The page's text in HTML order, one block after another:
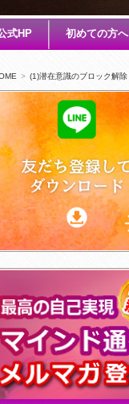
式HP 初めての方へ
> (1)潜在意識のブロック解除